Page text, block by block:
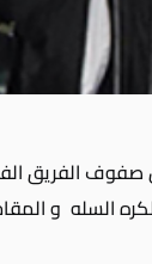
صفوف الفريق